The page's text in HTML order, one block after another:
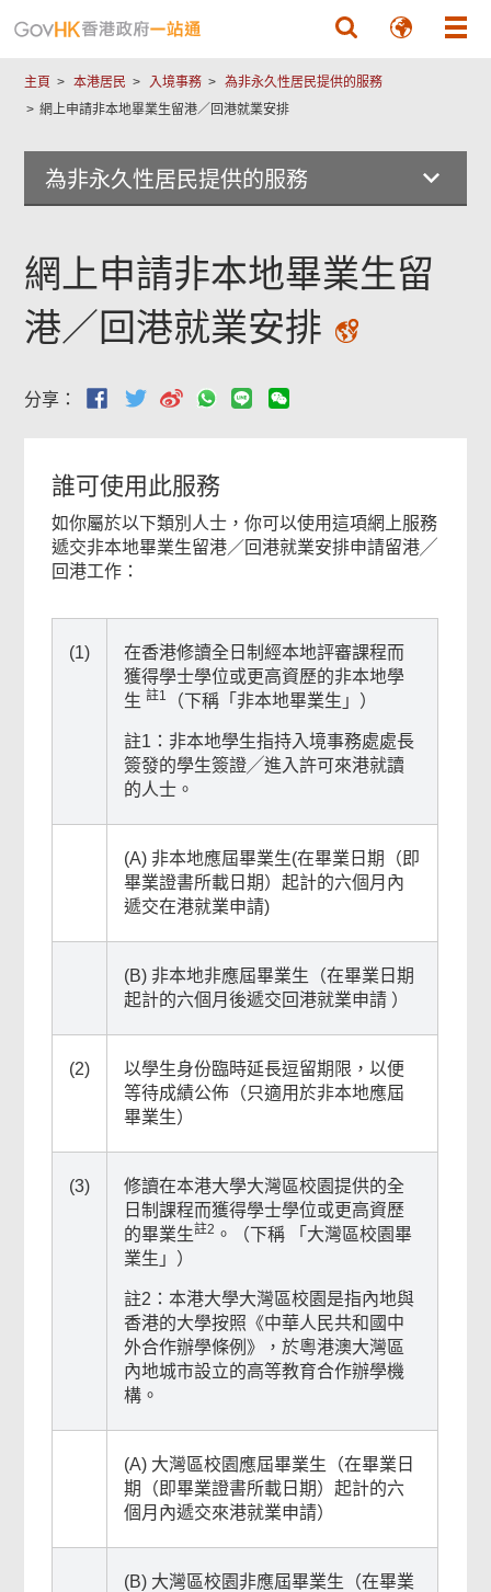
主頁 本港居民 入境事務
為非永久性居民提供的服務
網上申請非本地畢業生留港／回港就業安排
為非永久性居民提供的服務
網上申請非本地畢業生留
港／回港就業安排
分享：
誰可使用此服務
如你屬於以下類別人士，你可以使用這項網上服務
遞交非本地畢業生留港／回港就業安排申請留港╱
回港工作：
(1)
在香港修讀全日制經本地評審課程而
獲得學士學位或更高資歷的非本地學
生 註1 （下稱「非本地畢業生」）
註1：非本地學生指持入境事務處處長
簽發的學生簽證╱進入許可來港就讀
的人士。
(A) 非本地應屆畢業生(在畢業日期（即
畢業證書所載日期）起計的六個月內
遞交在港就業申請)
(B) 非本地非應屆畢業生（在畢業日期
起計的六個月後遞交回港就業申請 ）
(2)
以學生身份臨時延長逗留期限，以便
等待成績公佈（只適用於非本地應屆
畢業生）
(3)
修讀在本港大學大灣區校園提供的全
日制課程而獲得學士學位或更高資歷
的畢業生註2 。（下稱 「大灣區校園畢
業生」）
註2：本港大學大灣區校園是指內地與
香港的大學按照《中華人民共和國中
外合作辦學條例》，於粵港澳大灣區
內地城市設立的高等教育合作辦學機
構。
(A) 大灣區校園應屆畢業生（在畢業日
期（即畢業證書所載日期）起計的六
個月內遞交來港就業申請）
(B) 大灣區校園非應屆畢業生（在畢業